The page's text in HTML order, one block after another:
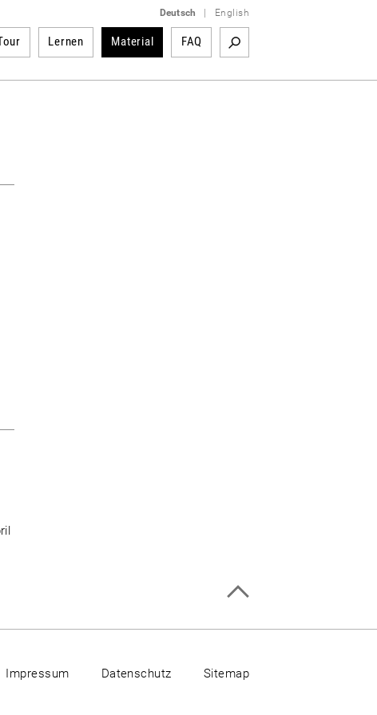
Deutsch English
Lernen Material FAQ
Impressum Datenschutz Sitemap